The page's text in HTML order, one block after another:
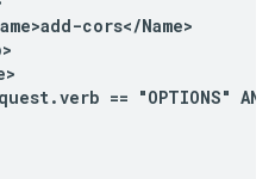
cors</Name>
== "OPTIONS"